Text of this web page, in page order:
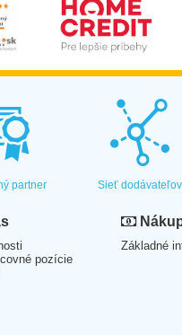
partner Sieť dodávateľov
pozície
Základné